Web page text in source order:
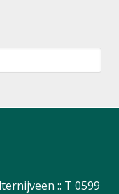
:: T 0599